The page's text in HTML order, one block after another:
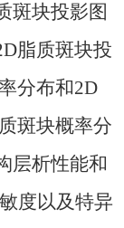
斑块投影图
脂质斑块投
分布和2D
斑块概率分
层析性能和
度以及特异